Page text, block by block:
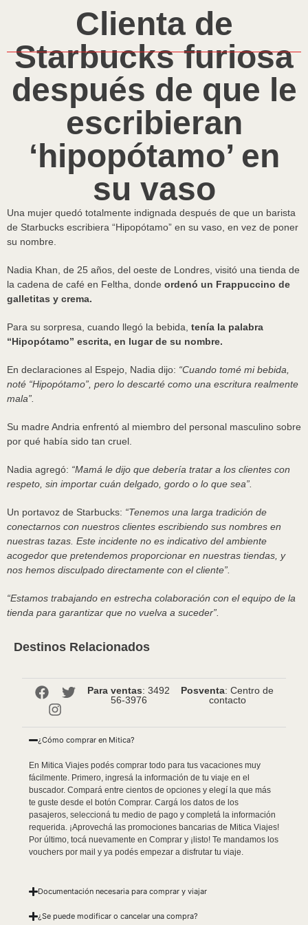
Clienta de
Starbucks furiosa
después de que le
escribieran
‘hipopótamo’ en
su vaso
Una mujer quedó totalmente indignada después de que un barista
de Starbucks escribiera “Hipopótamo” en su vaso, en vez de poner
su nombre.
Nadia Khan, de 25 años, del oeste de Londres, visitó una tienda de
la cadena de café en Feltha, donde ordenó un Frappuccino de
galletitas y crema.
Para su sorpresa, cuando llegó la bebida, tenía la palabra
“Hipopótamo” escrita, en lugar de su nombre.
En declaraciones al Espejo, Nadia dijo: “Cuando tomé mi bebida,
noté “Hipopótamo”, pero lo descarté como una escritura realmente
mala”.
Su madre Andria enfrentó al miembro del personal masculino sobre
por qué había sido tan cruel.
Nadia agregó: “Mamá le dijo que debería tratar a los clientes con
respeto, sin importar cuán delgado, gordo o lo que sea”.
Un portavoz de Starbucks: “Tenemos una larga tradición de
conectarnos con nuestros clientes escribiendo sus nombres en
nuestras tazas. Este incidente no es indicativo del ambiente
acogedor que pretendemos proporcionar en nuestras tiendas, y
nos hemos disculpado directamente con el cliente”.
“Estamos trabajando en estrecha colaboración con el equipo de la
tienda para garantizar que no vuelva a suceder”.
Destinos Relacionados
Para ventas: 3492
56-3976
Posventa: Centro de
contacto
¿Cómo comprar en Mitica?
En Mitica Viajes podés comprar todo para tus vacaciones muy
fácilmente. Primero, ingresá la información de tu viaje en el
buscador. Compará entre cientos de opciones y elegí la que más
te guste desde el botón Comprar. Cargá los datos de los
pasajeros, seleccioná tu medio de pago y completá la información
requerida. ¡Aprovechá las promociones bancarias de Mitica Viajes!
Por último, tocá nuevamente en Comprar y ¡listo! Te mandamos los
vouchers por mail y ya podés empezar a disfrutar tu viaje.
Documentación necesaria para comprar y viajar
¿Se puede modificar o cancelar una compra?